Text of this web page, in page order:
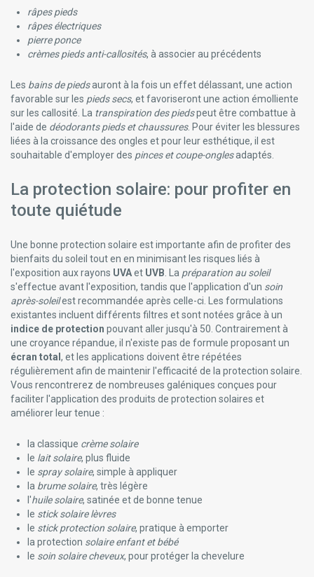
râpes pieds
râpes électriques
pierre ponce
crèmes pieds anti-callosités, à associer au précédents
Les bains de piedsauront à la fois un effet délassant, une action
favorable sur les pieds secs, et favoriseront une action émolliente
sur les callosité. La transpiration des piedspeut être combattue à
l'aide de déodorants pieds et chaussures. Pour éviter les blessures
liées à la croissance des ongles et pour leur esthétique, il est
souhaitable d'employer des pinces et coupe-onglesadaptés.
La protection solaire: pour profiter en
toute quiétude
Une bonne protection solaire est importante afin de profiter des
bienfaits du soleil tout en en minimisant les risques liés à
l'exposition aux rayons UVAet UVB . La préparation au soleil
s'effectue avant l'exposition, tandis que l'application d'un soin
après-soleilest recommandée après celle-ci. Les formulations
existantes incluent différents filtres et sont notées grâce à un
indice de protection pouvant aller jusqu'à 50. Contrairement à
une croyance répandue, il n'existe pas de formule proposant un
écran total , et les applications doivent être répétées
régulièrement afin de maintenir l'efficacité de la protection solaire.
Vous rencontrerez de nombreuses galéniques conçues pour
faciliter l'application des produits de protection solaires et
améliorer leur tenue :
la classique crème solaire
le lait solaire, plus fluide
le spray solaire, simple à appliquer
la brume solaire, très légère
l'huile solaire, satinée et de bonne tenue
le stick solaire lèvres
le stick protection solaire, pratique à emporter
la protection solaire enfant et bébé
le soin solaire cheveux, pour protéger la chevelure